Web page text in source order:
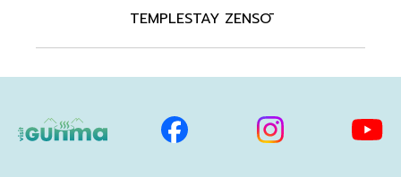
TEMPLESTAY ZENSŌ